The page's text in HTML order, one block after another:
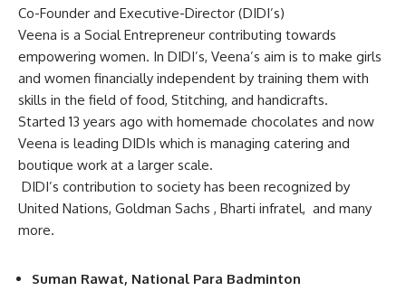
Co-Founder and Executive-Director (DIDI’s)
Veena is a Social Entrepreneur contributing towards
empowering women. In DIDI’s, Veena’s aim is to make girls
and women financially independent by training them with
skills in the field of food, Stitching, and handicrafts.
Started 13 years ago with homemade chocolates and now
Veena is leading DIDIs which is managing catering and
boutique work at a larger scale.
DIDI’s contribution to society has been recognized by
United Nations, Goldman Sachs , Bharti infratel, and many
more.
Suman Rawat, National Para Badminton